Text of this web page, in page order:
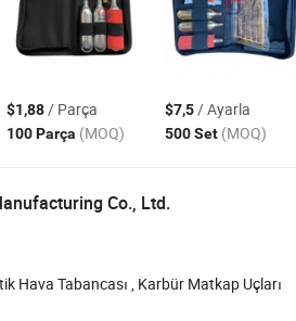
$1,88/ Parça
100 Parça (MOQ)
$7,5/ Ayarla
500 Set (MOQ)
Co., Ltd.
Hava Tabancası , Karbür Matkap Uçları